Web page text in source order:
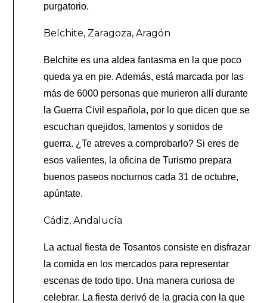
purgatorio.
Belchite, Zaragoza, Aragón
Belchite es una aldea fantasma en la que poco
queda ya en pie. Además, está marcada por las
más de 6000 personas que murieron allí durante
la Guerra Civil española, por lo que dicen que se
escuchan quejidos, lamentos y sonidos de
guerra. ¿Te atreves a comprobarlo? Si eres de
esos valientes, la oficina de Turismo prepara
buenos paseos nocturnos cada 31 de octubre,
apúntate.
Cádiz, Andalucía
La actual fiesta de Tosantos consiste en disfrazar
la comida en los mercados para representar
escenas de todo tipo. Una manera curiosa de
celebrar. La fiesta derivó de la gracia con la que